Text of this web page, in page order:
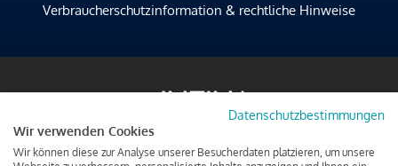
Verbraucherschutzinformation & rechtliche Hinweise
Datenschutzbestimmungen
Wir verwenden Cookies
Wir können diese zur Analyse unserer Besucherdaten platzieren, um unsere